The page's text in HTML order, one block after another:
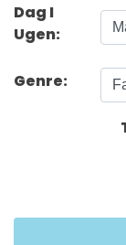
Dag I
Ugen:
Genre: